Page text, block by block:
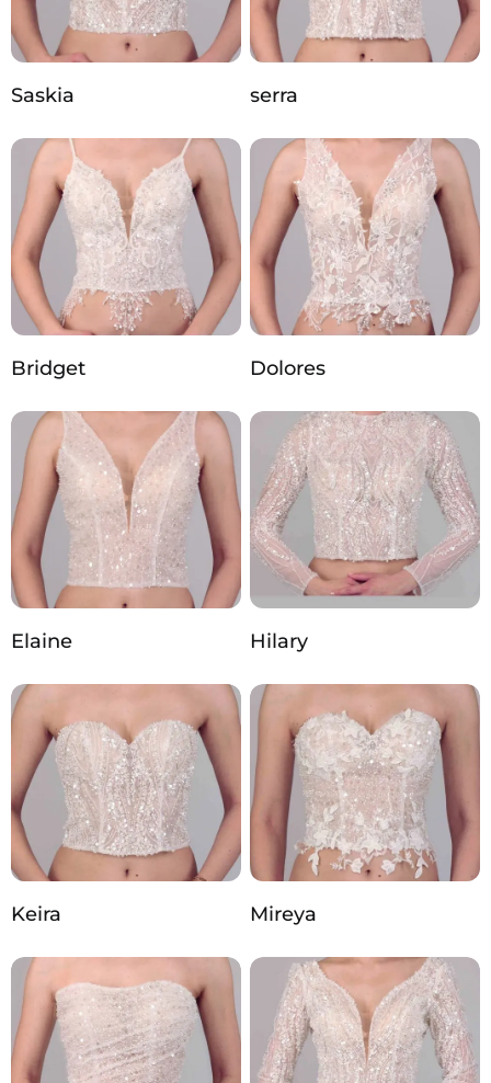
Saskia serra
Bridget Dolores
Elaine Hilary
Keira Mireya